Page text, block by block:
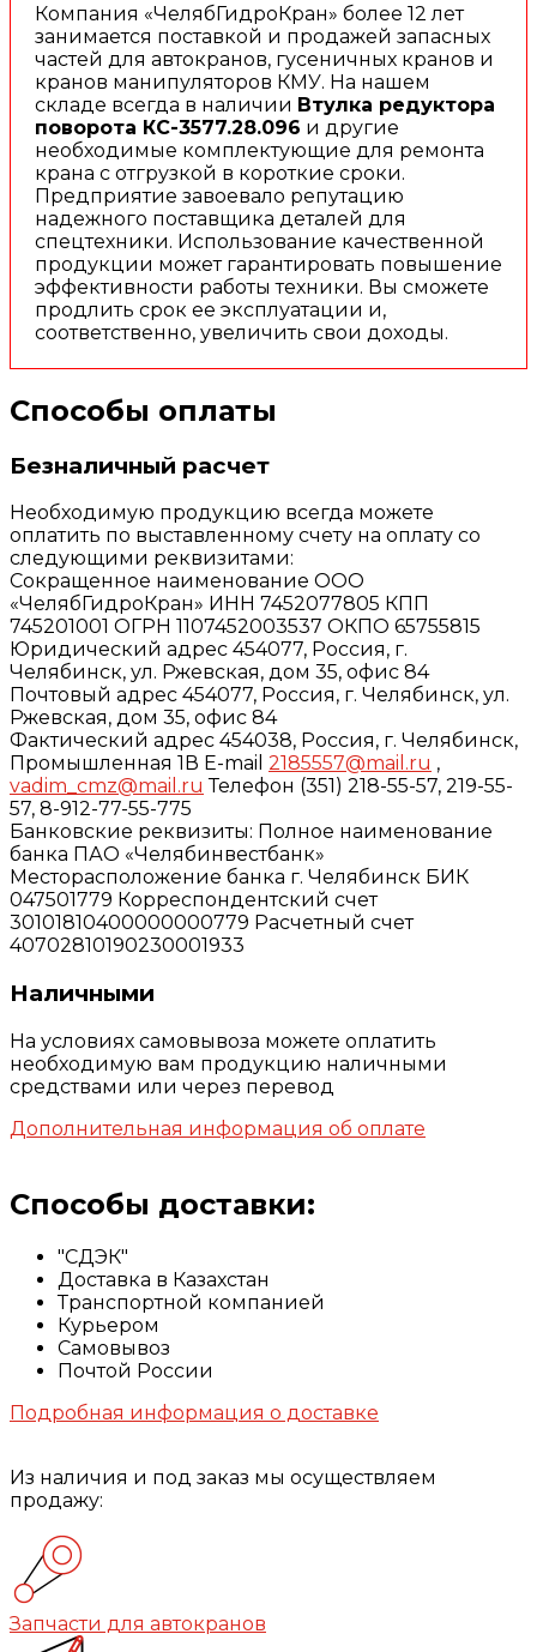
Компания «ЧелябГидроКран» более 12 лет
занимается поставкой и продажей запасных
частей для автокранов, гусеничных кранов и
кранов манипуляторов КМУ. На нашем
складе всегда в наличии Втулка редуктора
поворота КС-3577.28.096 и другие
необходимые комплектующие для ремонта
крана с отгрузкой в короткие сроки.
Предприятие завоевало репутацию
надежного поставщика деталей для
спецтехники. Использование качественной
продукции может гарантировать повышение
эффективности работы техники. Вы сможете
продлить срок ее эксплуатации и,
соответственно, увеличить свои доходы.
Способы оплаты
Безналичный расчет
Необходимую продукцию всегда можете
оплатить по выставленному счету на оплату со
следующими реквизитами:
Сокращенное наименование ООО
«ЧелябГидроКран» ИНН 7452077805 КПП
745201001 ОГРН 1107452003537 ОКПО 65755815
Юридический адрес 454077, Россия, г.
Челябинск, ул. Ржевская, дом 35, офис 84
Почтовый адрес 454077, Россия, г. Челябинск, ул.
Ржевская, дом 35, офис 84
Фактический адрес 454038, Россия, г. Челябинск,
Промышленная 1В E-mail 2185557@mail.ru ,
vadim_cmz@mail.ru Телефон (351) 218-55-57, 219-55-
57, 8-912-77-55-775
Банковские реквизиты: Полное наименование
банка ПАО «Челябинвестбанк»
Месторасположение банка г. Челябинск БИК
047501779 Корреспондентский счет
30101810400000000779 Расчетный счет
40702810190230001933
Наличными
На условиях самовывоза можете оплатить
необходимую вам продукцию наличными
средствами или через перевод
Дополнительная информация об оплате
Способы доставки:
"СДЭК"
Доставка в Казахстан
Транспортной компанией
Курьером
Самовывоз
Почтой России
Подробная информация о доставке
Из наличия и под заказ мы осуществляем
продажу:
Запчасти для автокранов